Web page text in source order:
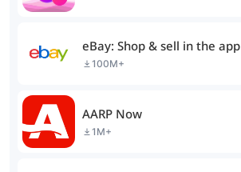
eBay: Shop & sell in the app
100M+
AARP Now
1M+